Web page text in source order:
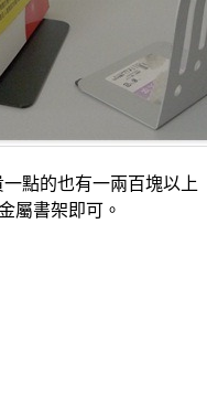
點的也有一兩百塊以上
屬書架即可。